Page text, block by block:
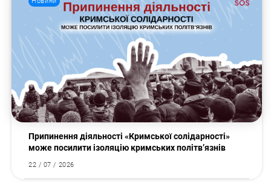
Припинення діяльності «Кримської солідарності»
може посилити ізоляцію кримських політв’язнів
22 / 07 / 2026